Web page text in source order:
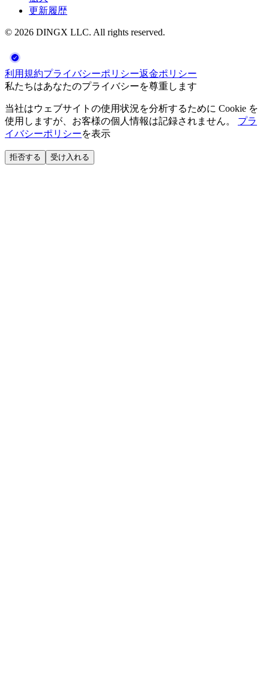
更新履歴
© 2026 DINGX LLC. All rights reserved.
利用規約プライバシーポリシー返金ポリシー
私たちはあなたのプライバシーを尊重します
当社はウェブサイトの使用状況を分析するために Cookie を
使用しますが、お客様の個人情報は記録されません。 プラ
イバシーポリシーを表示
拒否する 受け入れる